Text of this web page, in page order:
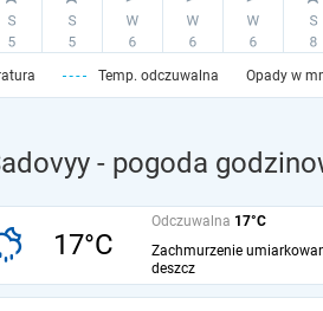
Temp. odczuwalna Opady w
- pogoda
17°C
Odczuwalna 17°C
Zachmurzenie
deszcz